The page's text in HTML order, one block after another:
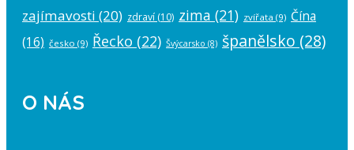
zajímavosti (20) zdraví (10) zima (21) zvířata (9) Čína
(16) česko (9) Řecko (22) Švýcarsko (8) španělsko (28)
O NÁS